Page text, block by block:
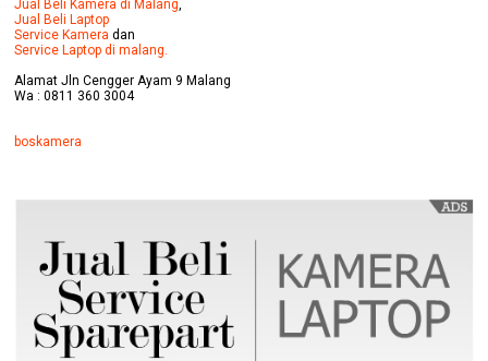
Jual Beli Kamera di Malang
Jual Beli Laptop
Service Kamera dan
Service Laptop di malang.
Alamat Jln Cengger Ayam 9 Malang
Wa : 0811 360 3004
boskamera